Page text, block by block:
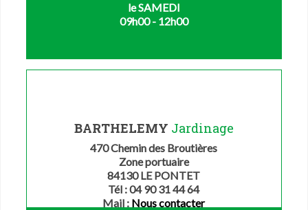
le SAMEDI
09h00 - 12h00
BARTHELEMY Jardinage
470 Chemin des Broutières
Zone portuaire
84130 LE PONTET
Tél : 04 90 31 44 64
Mail : Nous contacter